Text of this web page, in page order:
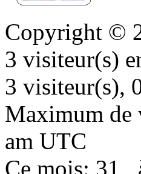
Copyright ©
3 visiteur(s)
3 visiteur(s),
Maximum de
am UTC
Ce mois: 31